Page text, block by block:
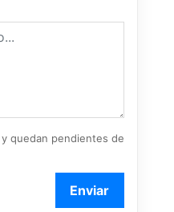
quedan pendientes de
Enviar